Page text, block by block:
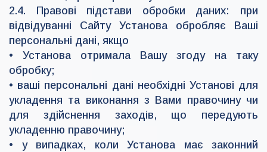
2.4. Правові підстави обробки даних: при
відвідуванні Сайту Установа обробляє Ваші
персональні дані, якщо
• Установа отримала Вашу згоду на таку
обробку;
• ваші персональні дані необхідні Установі для
укладення та виконання з Вами правочину чи
для здійснення заходів, що передують
укладенню правочину;
• у випадках, коли Установа має законний